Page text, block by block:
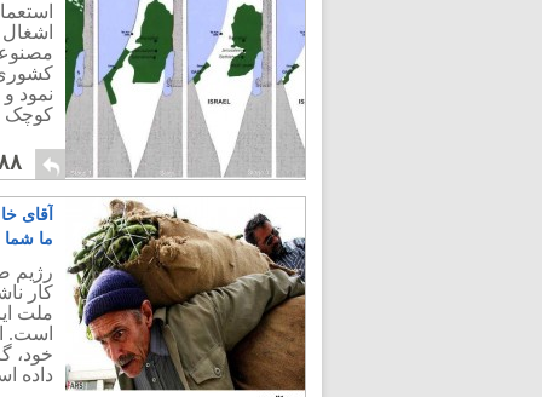
نمود
کوچک
آقای
ما شما
کار
ملت
است.
خود،
داده